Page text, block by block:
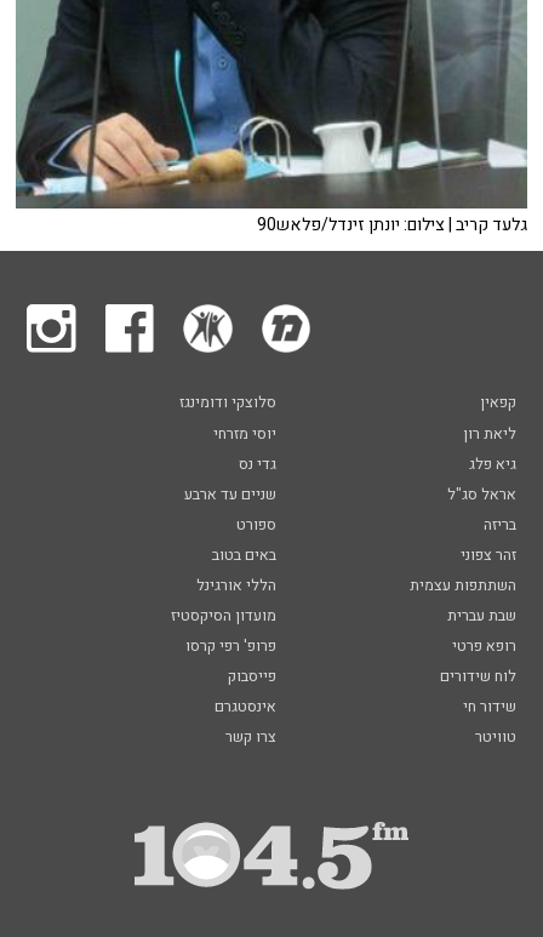
גלעד קריב | צילום: יונתן זינדל/פלאש90
קפאין
סלוצקי ודומינגז
ליאת רון
יוסי מזרחי
גיא פלג
גדי נס
אראל סג"ל
שניים עד ארבע
בריזה
ספורט
זהר צפוני
באים בטוב
השתתפות עצמית
הללי אורגינל
שבת עברית
מועדון הסיקסטיז
רופא פרטי
פרופ' רפי קרסו
לוח שידורים
פייסבוק
שידור חי
אינסטגרם
טוויטר
צרו קשר